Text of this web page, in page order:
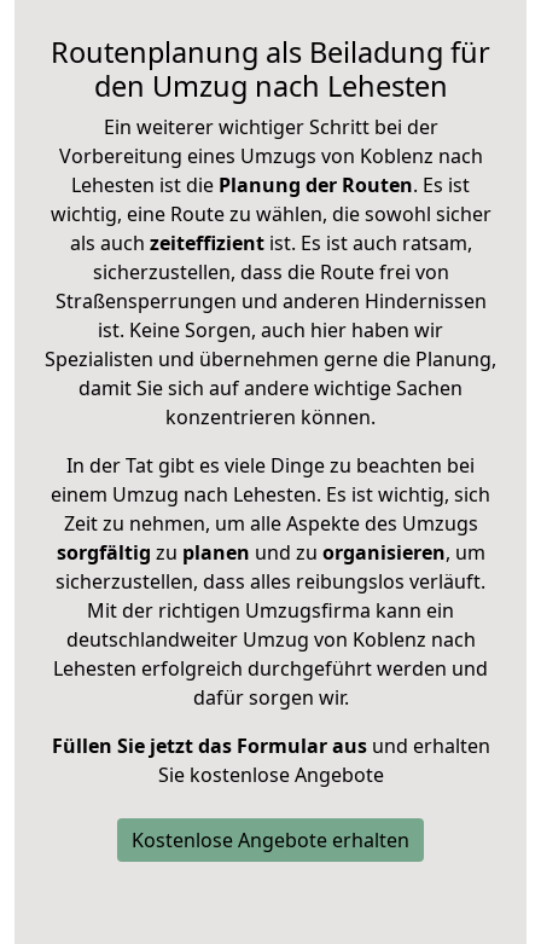
Routenplanung als Beiladung für
den Umzug nach Lehesten
Ein weiterer wichtiger Schritt bei der
Vorbereitung eines Umzugs von Koblenz nach
Lehesten ist die Planung der Routen. Es ist
wichtig, eine Route zu wählen, die sowohl sicher
als auch zeiteffizientist. Es ist auch ratsam,
sicherzustellen, dass die Route frei von
Straßensperrungen und anderen Hindernissen
ist. Keine Sorgen, auch hier haben wir
Spezialisten und übernehmen gerne die Planung,
damit Sie sich auf andere wichtige Sachen
konzentrieren können.
In der Tat gibt es viele Dinge zu beachten bei
einem Umzug nach Lehesten. Es ist wichtig, sich
Zeit zu nehmen, um alle Aspekte des Umzugs
sorgfältig zu planen und zu organisieren, um
sicherzustellen, dass alles reibungslos verläuft.
Mit der richtigen Umzugsfirma kann ein
deutschlandweiter Umzug von Koblenz nach
Lehesten erfolgreich durchgeführt werden und
dafür sorgen wir.
Füllen Sie jetzt das Formular ausund erhalten
Sie kostenlose Angebote
Kostenlose Angebote erhalten